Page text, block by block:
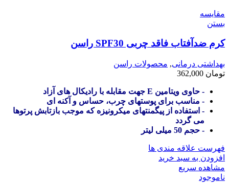
مقایسه
بستن
کرم ضدآفتاب فاقد چربی SPF30 راسن
بهداشتی درمانی, محصولات راسن
تومان
- حاوی ویتامین E جهت مقابله با رادیکال های آزاد
- مناسب برای پوستهای چرب، حساس و آکنه ای
- استفاده از پیگمنتهای میکرونیزه که موجب بازتابش پرتوها
می گردد
- حجم 50 میلی لیتر
فهرست علاقه مندی ها
افزودن به سبد خرید
مشاهده سریع
ناموجود